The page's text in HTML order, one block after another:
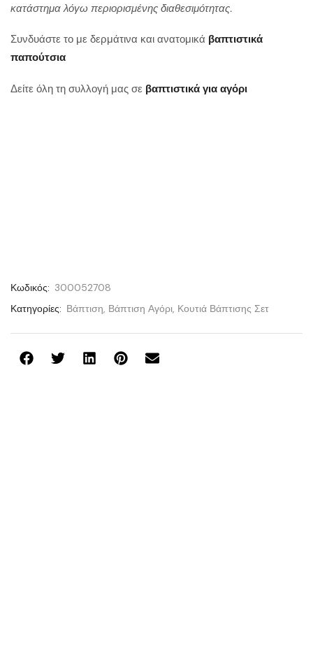
κατάστημα λόγω περιορισμένης διαθεσιμότητας.
Συνδυάστε το με δερμάτινα και ανατομικά βαπτιστικά
παπούτσια
Δείτε όλη τη συλλογή μας σε βαπτιστικά για αγόρι
Κωδικός: 300052708
Κατηγορίες: Βάπτιση, Βάπτιση Αγόρι, Κουτιά Βάπτισης Σετ